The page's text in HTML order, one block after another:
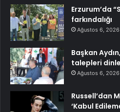
Erzurum’da
farkındalığı
Ağustos 6, 2026
Başkan
talepleri
Ağustos 6, 2026
Russell’dan
‘Kabul